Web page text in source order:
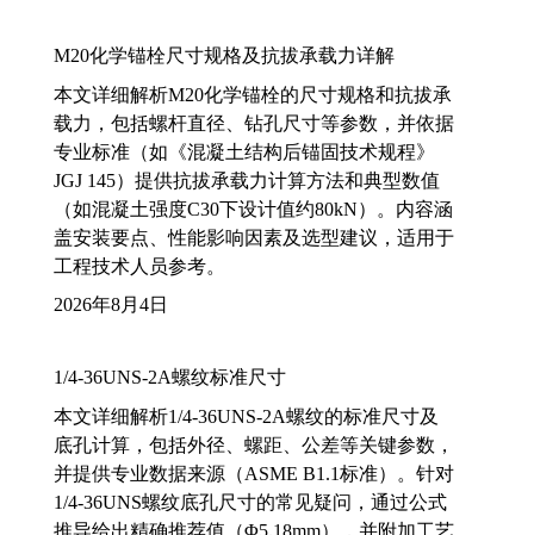
M20化学锚栓尺寸规格及抗拔承载力详解
本文详细解析M20化学锚栓的尺寸规格和抗拔承
载力，包括螺杆直径、钻孔尺寸等参数，并依据
专业标准（如《混凝土结构后锚固技术规程》
JGJ 145）提供抗拔承载力计算方法和典型数值
（如混凝土强度C30下设计值约80kN）。内容涵
盖安装要点、性能影响因素及选型建议，适用于
工程技术人员参考。
2026年8月4日
1/4-36UNS-2A螺纹标准尺寸
本文详细解析1/4-36UNS-2A螺纹的标准尺寸及
底孔计算，包括外径、螺距、公差等关键参数，
并提供专业数据来源（ASME B1.1标准）。针对
1/4-36UNS螺纹底孔尺寸的常见疑问，通过公式
推导给出精确推荐值（Φ5.18mm），并附加工艺